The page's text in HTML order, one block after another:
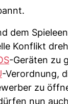
dem
Konflikt
-Geräten zu
-Verordnung,
zu
nun